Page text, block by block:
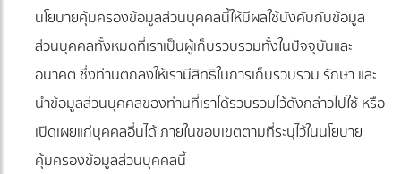
นโยบายคุ้มครองข้อมูลส่วนบุคคลนี้ให้มีผลใช้บังคับกับข้อมูล
ส่วนบุคคลทั้งหมดที่เราเป็นผู้เก็บรวบรวมทั้งในปัจจุบันและ
อนาคต ซึ่งท่านตกลงให้เรามีสิทธิในการเก็บรวบรวม รักษา และ
นำข้อมูลส่วนบุคคลของท่านที่เราได้รวบรวมไว้ดังกล่าวไปใช้ หรือ
เปิดเผยแก่บุคคลอื่นได้ ภายในขอบเขตตามที่ระบุไว้ในนโยบาย
คุ้มครองข้อมูลส่วนบุคคลนี้